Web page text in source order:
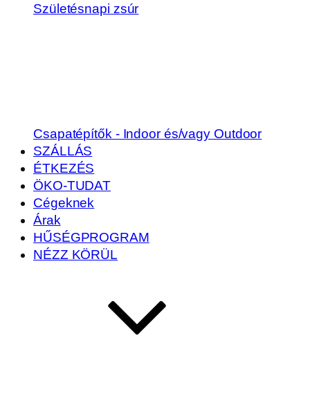
Születésnapi zsúr
Csapatépítők - Indoor és/vagy Outdoor
SZÁLLÁS
ÉTKEZÉS
ÖKO-TUDAT
Cégeknek
Árak
HŰSÉGPROGRAM
NÉZZ KÖRÜL